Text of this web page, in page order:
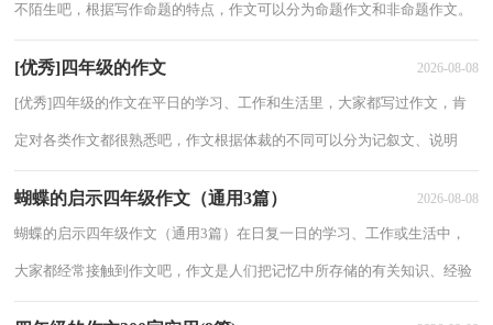
不陌生吧，根据写作命题的特点，作文可以分为命题作文和非命题作文。
[优秀]四年级的作文 2026-08-08
[优秀]四年级的作文在平日的学习、工作和生活里，大家都写过作文，肯
定对各类作文都很熟悉吧，作文根据体裁的不同可以分为记叙文、说明
蝴蝶的启示四年级作文（通用3篇） 2026-08-08
蝴蝶的启示四年级作文（通用3篇）在日复一日的学习、工作或生活中，
大家都经常接触到作文吧，作文是人们把记忆中所存储的有关知识、经验